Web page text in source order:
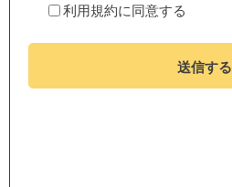
利用規約に同意する
送信する